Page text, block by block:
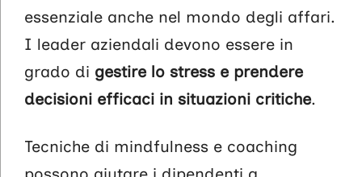
essenziale anche nel mondo degli affari.
I leader aziendali devono essere in
grado di gestire lo stress e prendere
decisioni efficaci in situazioni critiche.
Tecniche di mindfulness e coaching